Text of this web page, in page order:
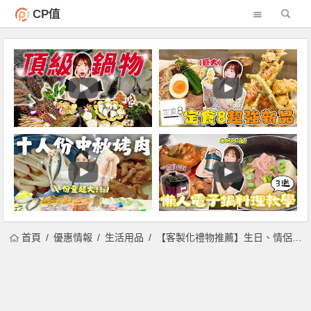
CP值
首頁 優惠情報 生活用品 【客製化禮物推薦】生日、情侶特輯！金工/皮件/香氛蠟燭/手作DIY一次看！